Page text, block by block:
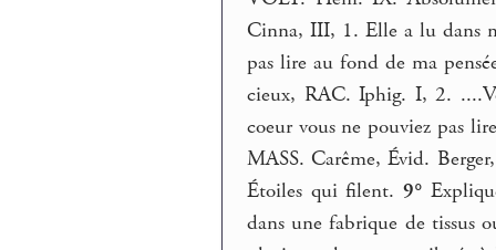
Cinna, III, 1. Elle a lu dans
pas lire au fond de ma
cieux, RAC. Iphig. I, 2.
coeur vous ne pouviez pas
MASS. Carême, Évid.
Étoiles qui filent. 9°
dans une fabrique de tissus